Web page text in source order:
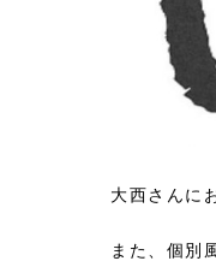
大西さんに
また、個別